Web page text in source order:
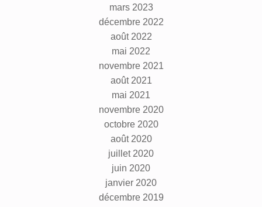
mars 2023
décembre 2022
août 2022
mai 2022
novembre 2021
août 2021
mai 2021
novembre 2020
octobre 2020
août 2020
juillet 2020
juin 2020
janvier 2020
décembre 2019